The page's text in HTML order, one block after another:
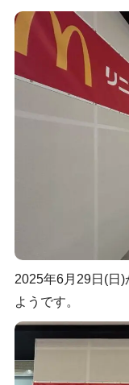
2025年6月29日(日
ようです。